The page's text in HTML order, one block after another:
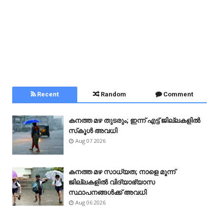
Recent Random Comment
കനത്ത മഴ തുടരും; ഇന്ന് എട്ട് ജില്ലകളിൽ
സ്‌കൂൾ അവധി
Aug 07 2026
കനത്ത മഴ സാധ്യത; നാളെ മൂന്ന്
ജില്ലകളിൽ വിദ്യാഭ്യാസ
സ്ഥാപനങ്ങൾക്ക് അവധി
Aug 06 2026